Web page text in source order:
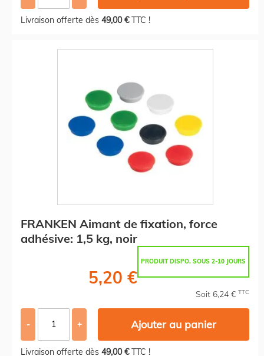
Livraison offerte dès 49,00 €TTC !
FRANKEN Aimant de fixation, force
adhésive: 1,5 kg, noir
PRODUIT DISPO. SOUS 2-10 JOURS
5,20 €
Soit 6,24 € TTC
- + Ajouter au panier
Livraison offerte dès 49,00 €TTC !